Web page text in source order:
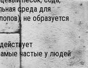
среда для
не образуется
частые у людей